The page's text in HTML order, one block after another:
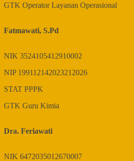
GTK Operator Layanan Operasional
Fatmawati, S.Pd
NIK 3524105412910002
NIP 199112142023212026
STAT PPPK
GTK Guru Kimia
Dra. Feriawati
NIK 6472035012670007